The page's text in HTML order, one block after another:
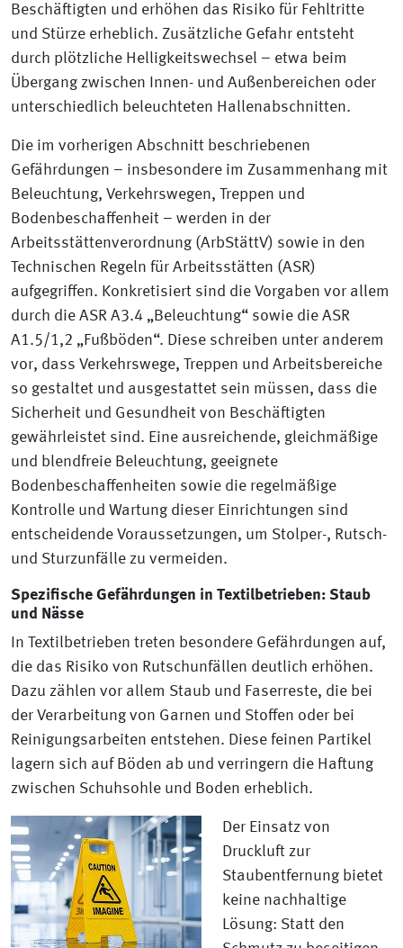
Beschäftigten und erhöhen das Risiko für Fehltritte
und Stürze erheblich. Zusätzliche Gefahr entsteht
durch plötzliche Helligkeitswechsel – etwa beim
Übergang zwischen Innen- und Außenbereichen oder
unterschiedlich beleuchteten Hallenabschnitten.
Die im vorherigen Abschnitt beschriebenen
Gefährdungen – insbesondere im Zusammenhang mit
Beleuchtung, Verkehrswegen, Treppen und
Bodenbeschaffenheit – werden in der
Arbeitsstättenverordnung (ArbStättV) sowie in den
Technischen Regeln für Arbeitsstätten (ASR)
aufgegriffen. Konkretisiert sind die Vorgaben vor allem
durch die ASR A3.4 „Beleuchtung“ sowie die ASR
A1.5/1,2 „Fußböden“. Diese schreiben unter anderem
vor, dass Verkehrswege, Treppen und Arbeitsbereiche
so gestaltet und ausgestattet sein müssen, dass die
Sicherheit und Gesundheit von Beschäftigten
gewährleistet sind. Eine ausreichende, gleichmäßige
und blendfreie Beleuchtung, geeignete
Bodenbeschaffenheiten sowie die regelmäßige
Kontrolle und Wartung dieser Einrichtungen sind
entscheidende Voraussetzungen, um Stolper-, Rutsch-
und Sturzunfälle zu vermeiden.
Spezifische Gefährdungen in Textilbetrieben: Staub
und Nässe
In Textilbetrieben treten besondere Gefährdungen auf,
die das Risiko von Rutschunfällen deutlich erhöhen.
Dazu zählen vor allem Staub und Faserreste, die bei
der Verarbeitung von Garnen und Stoffen oder bei
Reinigungsarbeiten entstehen. Diese feinen Partikel
lagern sich auf Böden ab und verringern die Haftung
zwischen Schuhsohle und Boden erheblich.
Der Einsatz von
Druckluft zur
Staubentfernung bietet
keine nachhaltige
Lösung: Statt den